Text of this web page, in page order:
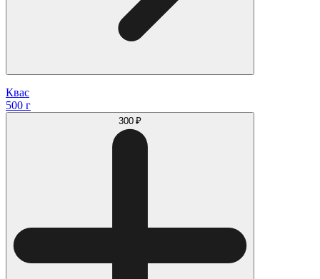
Квас
500 г
300 ₽